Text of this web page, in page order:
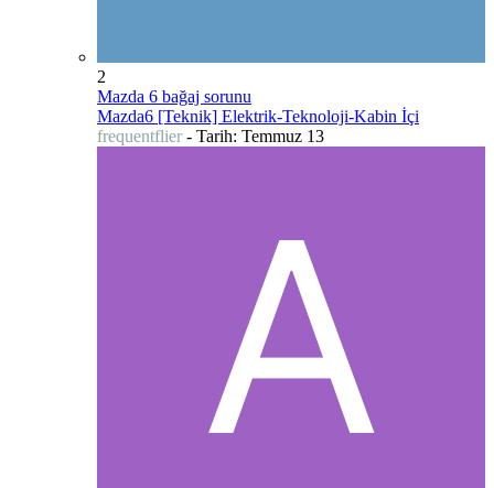
2
Mazda 6 bağaj sorunu
Mazda6 [Teknik] Elektrik-Teknoloji-Kabin İçi
frequentflier - Tarih: Temmuz 13